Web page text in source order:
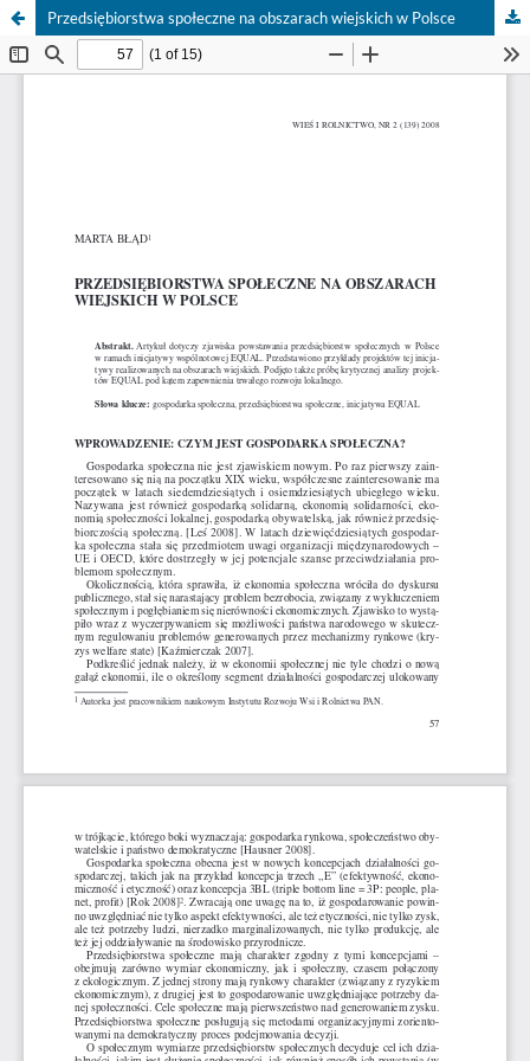
Przedsiębiorstwa społeczne na obszarach wiejskich w Polsce